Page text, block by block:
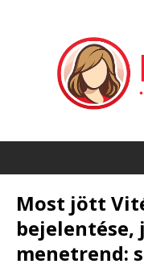
Most jött
bejelentése,
menetrend: